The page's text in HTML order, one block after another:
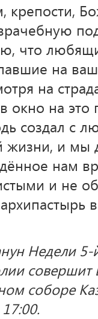
крепости,
что
на
на
окно на это
создал с
жизни, и мы
нам
и не
Недели 5-
соборе